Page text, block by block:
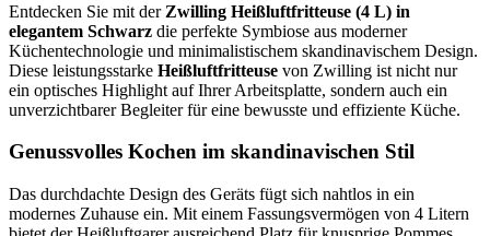
Entdecken Sie mit der Zwilling Heißluftfritteuse (4 L) in
elegantem Schwarz die perfekte Symbiose aus moderner
Küchentechnologie und minimalistischem skandinavischem Design.
Diese leistungsstarke Heißluftfritteuse von Zwilling ist nicht nur
ein optisches Highlight auf Ihrer Arbeitsplatte, sondern auch ein
unverzichtbarer Begleiter für eine bewusste und effiziente Küche.
Genussvolles Kochen im skandinavischen Stil
Das durchdachte Design des Geräts fügt sich nahtlos in ein
modernes Zuhause ein. Mit einem Fassungsvermögen von 4 Litern